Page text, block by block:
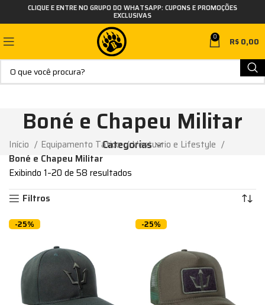
CLIQUE E ENTRE NO GRUPO DO WHATSAPP: CUPONS E PROMOÇÕES
EXCLUSIVAS
0 R$0,00
Boné e Chapeu Militar
Categorias
Início Equipamento Tático
Vestuario e Lifestyle
Boné e Chapeu Militar
Exibindo 1–20 de 58 resultados
Filtros
-25% -25%